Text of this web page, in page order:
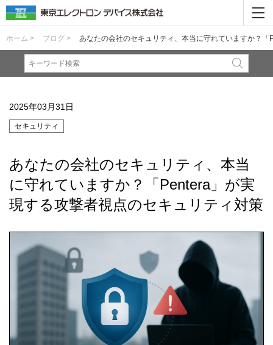
ホーム > ブログ > あなたの会社のセキュリティ、本当に守れていますか？
2025年03月31日
セキュリティ
あなたの会社のセキュリティ、本当
に守れていますか？「Pentera」が実
現する攻撃者視点のセキュリティ対策